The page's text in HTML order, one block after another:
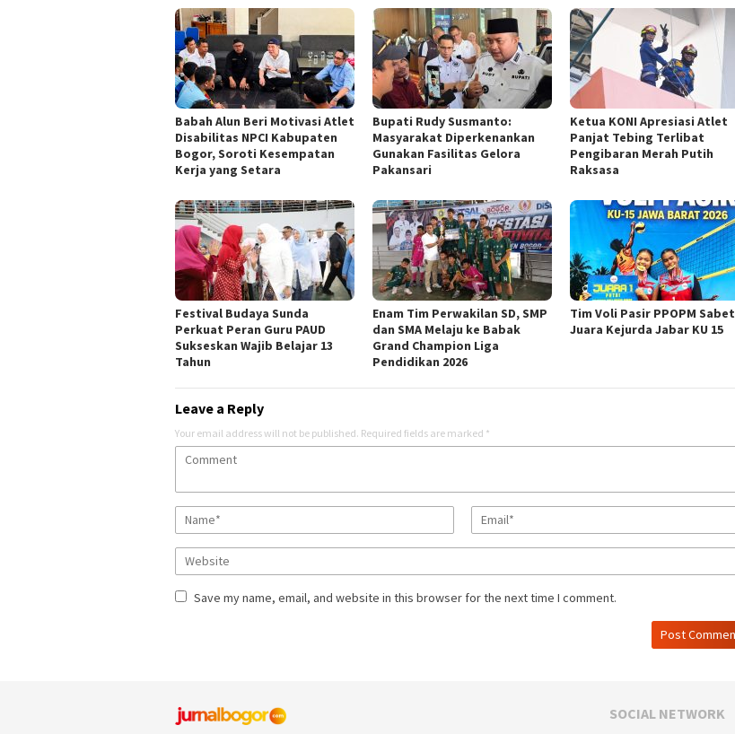
Babah Alun Beri Motivasi Atlet
Disabilitas NPCI Kabupaten
Bogor, Soroti Kesempatan
Kerja yang Setara
Bupati Rudy Susmanto:
Masyarakat Diperkenankan
Gunakan Fasilitas Gelora
Pakansari
Ketua KONI Apresiasi Atlet
Panjat Tebing Terlibat
Pengibaran Merah Putih
Raksasa
Festival Budaya Sunda
Perkuat Peran Guru PAUD
Sukseskan Wajib Belajar 13
Tahun
‎Enam Tim Perwakilan SD, SMP
dan SMA Melaju ke Babak
Grand Champion Liga
Pendidikan 2026
Tim Voli Pasir PPOPM Sabet
Juara Kejurda Jabar KU 15
Leave a Reply
Your email address will not be published. Required fields are marked *
Save my name, email, and website in this browser for the next time I comment.
SOCIAL NETWORK